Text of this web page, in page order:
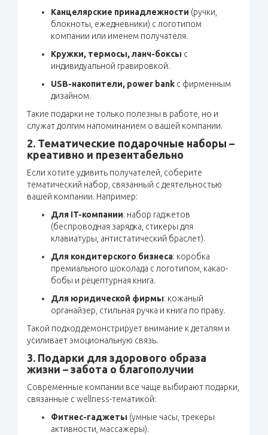
Канцелярские принадлежности (ручки,
блокноты, ежедневники) с логотипом
компании или именем получателя.
Кружки, термосы, ланч-боксы с
индивидуальной гравировкой.
USB-накопители, power bank с фирменным
дизайном.
Такие подарки не только полезны в работе, но и
служат долгим напоминанием о вашей компании.
2. Тематические подарочные наборы –
креативно и презентабельно
Если хотите удивить получателей, соберите
тематический набор, связанный с деятельностью
вашей компании. Например:
Для IT-компании: набор гаджетов
(беспроводная зарядка, стикеры для
клавиатуры, антистатический браслет).
Для кондитерского бизнеса: коробка
премиального шоколада с логотипом, какао-
бобы и рецептурная книга.
Для юридической фирмы: кожаный
органайзер, стильная ручка и книга по праву.
Такой подход демонстрирует внимание к деталям и
усиливает эмоциональную связь.
3. Подарки для здорового образа
жизни – забота о благополучии
Современные компании все чаще выбирают подарки,
связанные с wellness-тематикой:
Фитнес-гаджеты (умные часы, трекеры
активности, массажеры).